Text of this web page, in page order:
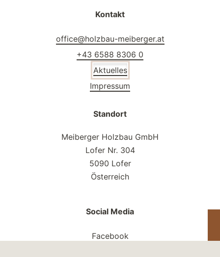
Kontakt
office@holzbau-meiberger.at
+43 6588 8306 0
Aktuelles
Impressum
Standort
Meiberger Holzbau GmbH
Lofer Nr. 304
5090 Lofer
Österreich
Social Media
Facebook